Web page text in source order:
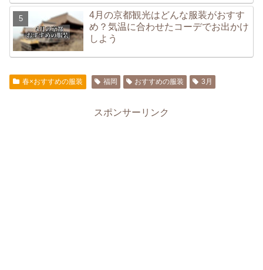
4月の京都観光はどんな服装がおすす
め？気温に合わせたコーデでお出かけ
しよう
春×おすすめの服装 福岡 おすすめの服装 3月
スポンサーリンク